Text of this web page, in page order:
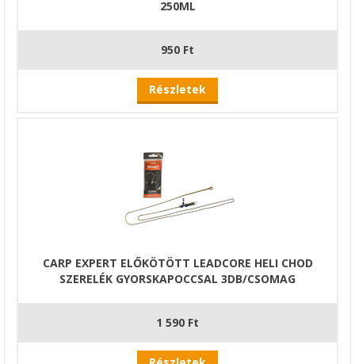
250ML
950 Ft
Részletek
CARP EXPERT ELŐKÖTÖTT LEADCORE HELI CHOD
SZERELÉK GYORSKAPOCCSAL 3DB/CSOMAG
1 590 Ft